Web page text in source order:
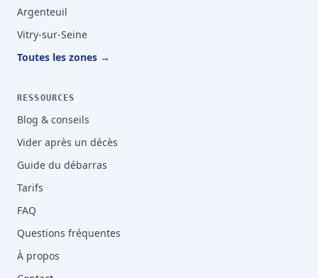
Argenteuil
Vitry-sur-Seine
Toutes les zones →
RESSOURCES
Blog & conseils
Vider après un décès
Guide du débarras
Tarifs
FAQ
Questions fréquentes
À propos